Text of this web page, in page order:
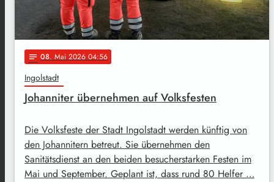
notes 08. Mai 2026 04:56
Ingolstadt
Johanniter übernehmen auf Volksfesten
Die Volksfeste der Stadt Ingolstadt werden künftig von
den Johannitern betreut. Sie übernehmen den
Sanitätsdienst an den beiden besucherstarken Festen im
Mai und September. Geplant ist, dass rund 80 Helfer …